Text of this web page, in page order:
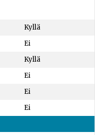
Kyllä
Ei
Kyllä
Ei
Ei
Ei